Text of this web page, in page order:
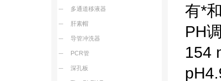
多通道移液器
肝素帽
导管冲洗器
PCR管
深孔板
有*
PH
154